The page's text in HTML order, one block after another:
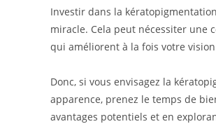
Investir dans la
miracle. Cela peut nécessiter
qui améliorent à la fois votre
Donc, si vous envisagez la
apparence, prenez le temps de
avantages potentiels et en